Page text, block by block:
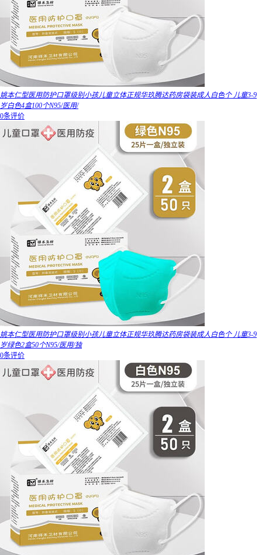
姚本仁型医用防护口罩级别小孩儿童立体正规华玖腾达药房袋装成人白色个 儿童3-9
岁白色4盒100个N95/医用/
0条评价
姚本仁型医用防护口罩级别小孩儿童立体正规华玖腾达药房袋装成人白色个 儿童3-9
岁绿色2盒50个N95/医用/独
0条评价